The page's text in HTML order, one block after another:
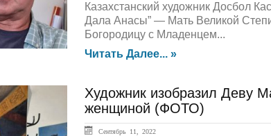
Казахстанский художник Досбол
Дала Анасы” — Мать Великой
Богородицу с Младенцем...
Читать Далее... »
Художник изобразил Деву
женщиной (ФОТО)
Сентябрь 11, 2022